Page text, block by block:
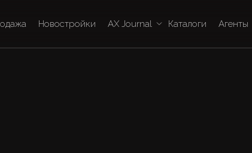
Новостройки AX Journal Каталоги Агенты